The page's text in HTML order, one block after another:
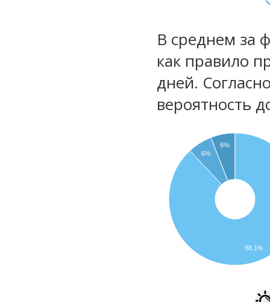
В среднем за
как правило
дней.
вероятность
6%
6%
88.1%